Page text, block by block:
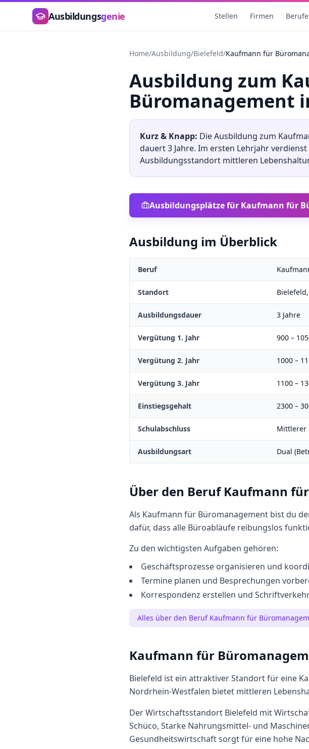
Zum Hauptinhalt springen
Ausbildungsgenie Stellen Firmen Berufe
Home/Ausbildung/Bielefeld/Kaufmann für
Ausbildung zum
Büromanagement
Kurz & Knapp: Die Ausbildung zum
dauert3 Jahre. Im ersten Lehrjahr verdienst
Ausbildungsstandort mittleren
Ausbildungsplätze für Kaufmann für
Ausbildung im Überblick
Beruf
Standort Bielefeld,
Ausbildungsdauer 3 Jahre
Vergütung 1. Jahr 900 –
Vergütung 2. Jahr 1000 –
Vergütung 3. Jahr 1100 –
Einstiegsgehalt 2300 –
Schulabschluss Mittlerer
Ausbildungsart Dual
Über den BerufKaufmann
Als Kaufmann für Büromanagement bist du
dafür, dass alle Büroabläufe reibungslos
Zu den wichtigsten Aufgaben gehören:
Geschäftsprozesse organisieren und
Termine planen und Besprechungen
Korrespondenz erstellen und
Alles über den Beruf Kaufmann für
Kaufmann für
Bielefeld ist ein attraktiver Standort für eine
Nordrhein-Westfalen bietet mittleren
Der Wirtschaftsstandort Bielefeld mit
Schüco, Starke Nahrungsmittel- und
Gesundheitswirtschaft sorgt für eine hohe